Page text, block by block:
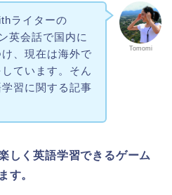
Tomomi
ライターの
英会話で国内に
、現在は海外で
ています。そん
習に関する記事
しく英語学習できるゲーム
す。